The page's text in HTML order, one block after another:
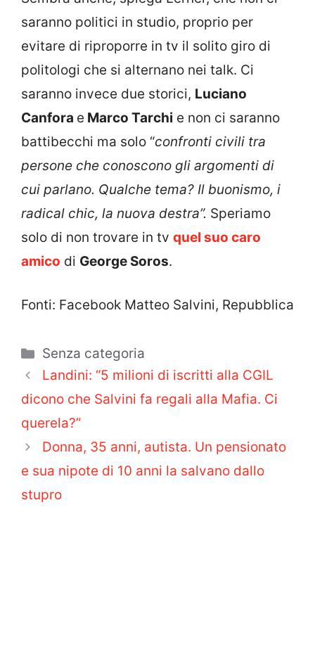
saranno politici in studio, proprio per
evitare di riproporre in tv il solito giro di
politologi che si alternano nei talk. Ci
saranno invece due storici, Luciano
Canfora e Marco Tarchi e non ci saranno
battibecchi ma solo “confronti civili tra
persone che conoscono gli argomenti di
cui parlano. Qualche tema? Il buonismo, i
radical chic, la nuova destra”. Speriamo
solo di non trovare in tv quel suo caro
amico di George Soros.
Fonti: Facebook Matteo Salvini, Repubblica
Categorie
Senza categoria
Landini: “5 milioni di iscritti alla CGIL
dicono che Salvini fa regali alla Mafia. Ci
querela?”
Donna, 35 anni, autista. Un pensionato
e sua nipote di 10 anni la salvano dallo
stupro